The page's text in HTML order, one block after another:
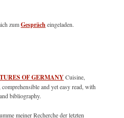
zumGesprächeingeladen.
OF GERMANYCuisine,
and yet easy read, with
bibliography.
meiner Recherche der letzten